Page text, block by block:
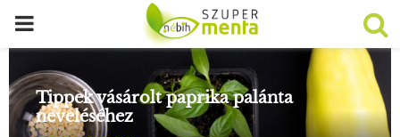
P
R
I
Tippek vásárolt paprika palánta
neveléséhez